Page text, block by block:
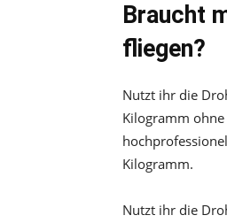
Braucht
fliegen?
Nutzt ihr die
Kilogramm
Kilogramm.
Nutzt ihr die